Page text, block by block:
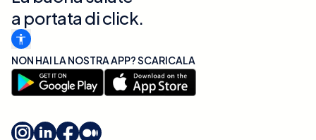
a portata di click.
NON HAI LA NOSTRA APP? SCARICALA